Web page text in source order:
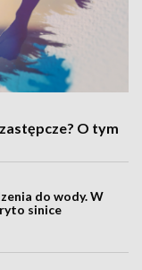
O tym
do wody. W
sinice